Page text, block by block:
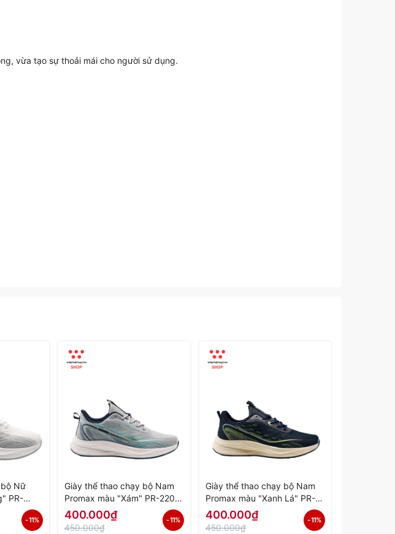
vừa tạo sự thoải mái cho người sử dụng.
Nữ
PR-
Hãng
- 11%
Giày thể thao chạy bộ Nam
Promax màu "Xám" PR-2206-
03 - Hàng Chính Hãng
400.000₫
450.000₫
- 11%
Giày thể thao chạy bộ Nam
Promax màu "Xanh Lá" PR-
2206-02 - Hàng Chính Hãng
400.000₫
450.000₫
- 11%